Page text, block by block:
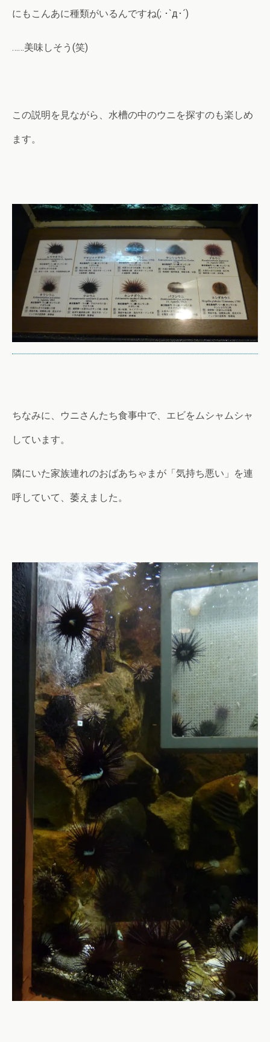
にもこんあに種類がいるんですね(; ･`д･´)
……美味しそう(笑)
この説明を見ながら、水槽の中のウニを探すのも楽しめ
ます。
ちなみに、ウニさんたち食事中で、エビをムシャムシャ
しています。
隣にいた家族連れのおばあちゃまが「気持ち悪い」を連
呼していて、萎えました。